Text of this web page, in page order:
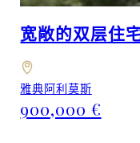
宽敞的双层住
雅典阿利莫斯
900,000 €